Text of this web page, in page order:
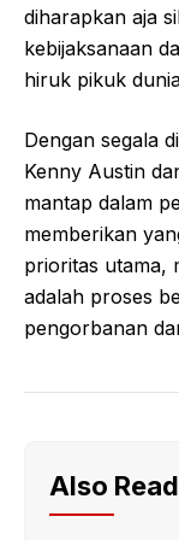
diharapkan aja
kebijaksanaan
hiruk pikuk
Dengan segala
Kenny Austin
mantap dalam
memberikan
prioritas utama,
adalah proses
pengorbanan
Also Read